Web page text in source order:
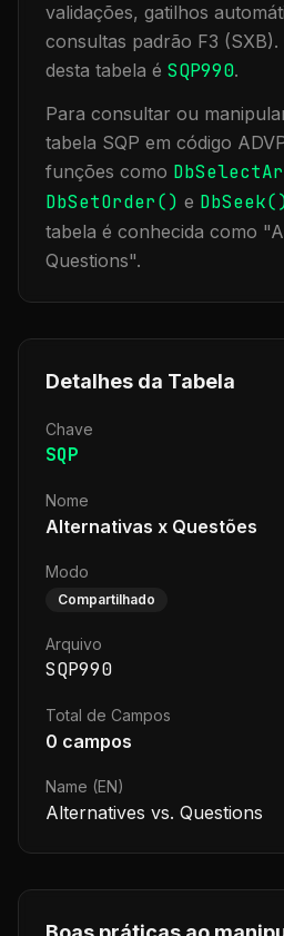
validações, gatilhos
consultas padrão F3 (SXB).
desta tabela é SQP990.
Para consultar ou
tabela SQP em código
funções como
DbSetOrder() e
tabela é conhecida como "
Questions".
Detalhes da Tabela
Chave
SQP
Nome
Alternativas x Questões
Modo
Compartilhado
Arquivo
SQP990
Total de Campos
0 campos
Name (EN)
Alternatives vs. Questions